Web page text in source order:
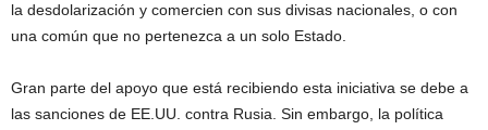
la desdolarización y comercien con sus divisas nacionales, o con
una común que no pertenezca a un solo Estado.
Gran parte del apoyo que está recibiendo esta iniciativa se debe a
las sanciones de EE.UU. contra Rusia. Sin embargo, la política